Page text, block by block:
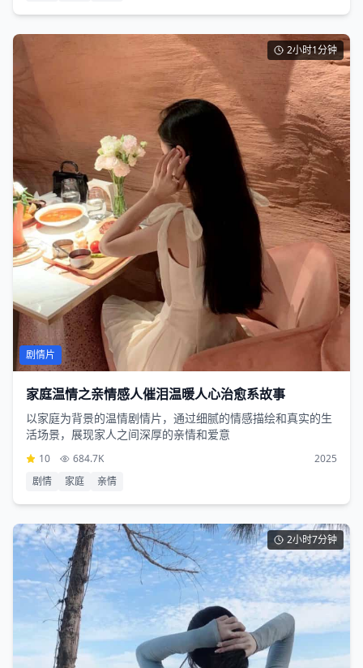
2小时1分钟
剧情片
家庭温情之亲情感人催泪温暖人心治愈系故事
以家庭为背景的温情剧情片，通过细腻的情感描绘和真实的生
活场景，展现家人之间深厚的亲情和爱意
10 684.7K
2025
剧情
家庭 亲情
2小时7分钟